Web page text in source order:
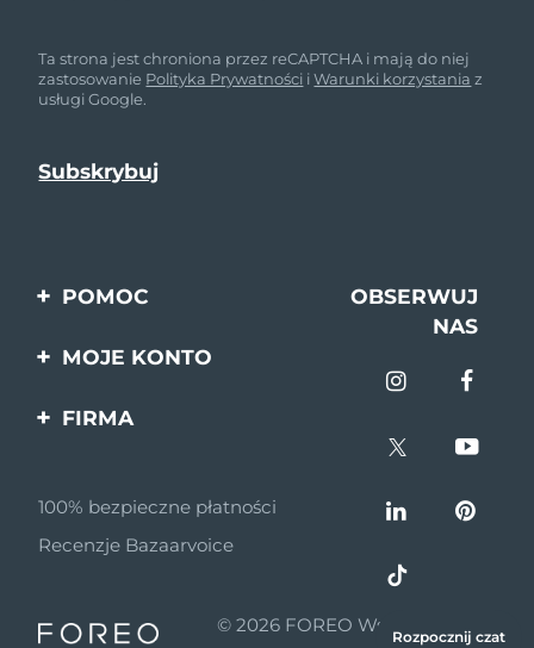
Ta strona jest chroniona przez reCAPTCHA i mają do niej
zastosowanie Polityka Prywatności iWarunki korzystania z
usługi Google.
POMOC
Kontakt
OBSERWUJ
NAS
MOJE KONTO
FIRMA
Program partnerski
Wiadomości
MYSA
100% bezpieczne płatności
Recenzje Bazaarvoice
© 2026 FOREO Wszelkie prawa
Rozpocznij czat